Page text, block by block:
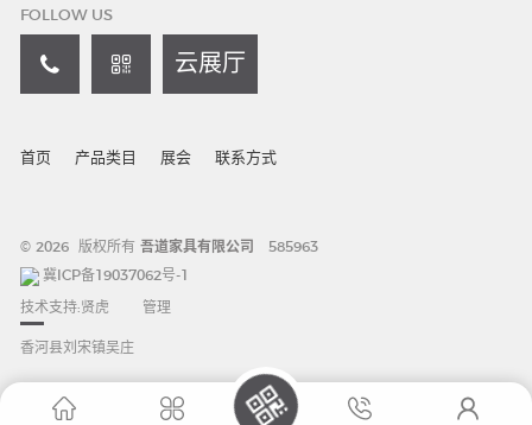
FOLLOW US
云展厅
首页 产品类目 展会 联系方式
© 2026 版权所有吾道家具有限公司 585963
冀ICP备19037062号-1
技术支持:贤虎 管理
香河县刘宋镇吴庄